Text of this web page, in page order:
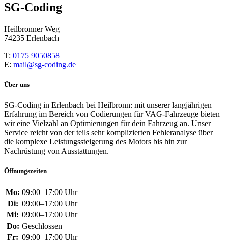
SG-Coding
Heilbronner Weg
74235 Erlenbach
T: 0175 9050858
E: mail@sg-coding.de
Über uns
SG-Coding in Erlenbach bei Heilbronn: mit unserer langjährigen
Erfahrung im Bereich von Codierungen für VAG-Fahrzeuge bieten
wir eine Vielzahl an Optimierungen für dein Fahrzeug an. Unser
Service reicht von der teils sehr komplizierten Fehleranalyse über
die komplexe Leistungssteigerung des Motors bis hin zur
Nachrüstung von Ausstattungen.
Öffnungszeiten
Mo: 09:00–17:00 Uhr
Di: 09:00–17:00 Uhr
Mi: 09:00–17:00 Uhr
Do: Geschlossen
Fr: 09:00–17:00 Uhr